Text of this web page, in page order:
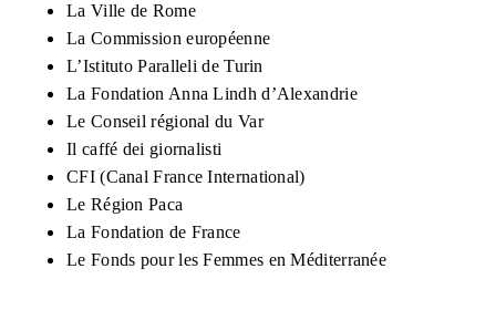
La Ville de Rome
La Commission européenne
L’Istituto Paralleli de Turin
La Fondation Anna Lindh d’Alexandrie
Le Conseil régional du Var
Il caffé dei giornalisti
CFI (Canal France International)
Le Région Paca
La Fondation de France
Le Fonds pour les Femmes en Méditerranée